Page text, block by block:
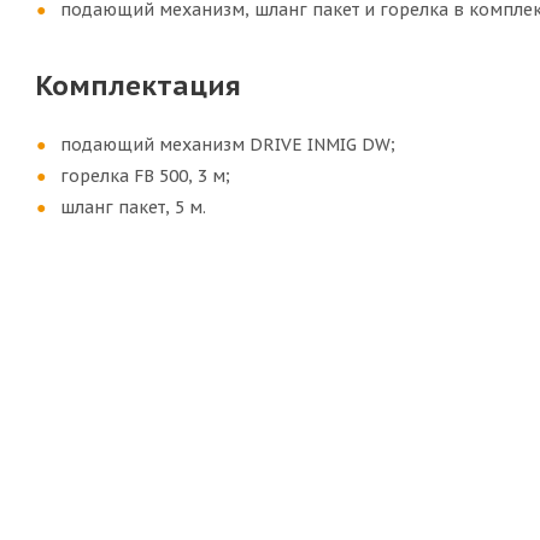
подающий механизм, шланг пакет и горелка в
Комплектация
подающий механизм DRIVE INMIG DW;
горелка FB 500, 3 м;
шланг пакет, 5 м.